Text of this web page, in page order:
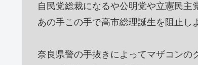
自民党総裁になるや公明党や立憲民主
あの手この手で高市総理誕生を阻止し
奈良県警の手抜きによってマザコンの